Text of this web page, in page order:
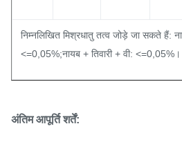
निम्नलिखित मिश्रधातु तत्व जोड़े जा सकते हैं:
<=0,05%;नायब + तिवारी + वी: <=0,05%।
अंतिम आपूर्ति शर्तें: